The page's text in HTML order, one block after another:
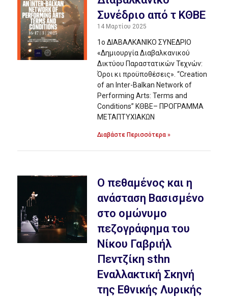
Συνέδριο από τ ΚΘΒΕ
14 Μαρτίου 2025
1o ΔΙΑΒΑΛΚΑΝΙΚΟ ΣΥΝΕΔΡΙΟ
«Δημιουργία Διαβαλκανικού
Δικτύου Παραστατικών Τεχνών:
Όροι κι προϋποθέσεις». “Creation
of an Inter-Balkan Network of
Performing Arts: Terms and
Conditions” ΚΘΒΕ– ΠΡΟΓΡΑΜΜΑ
ΜΕΤΑΠΤΥΧΙΑΚΩΝ
Διαβάστε Περισσότερα »
Ο πεθαμένος και η
ανάσταση Βασισμένο
στο ομώνυμο
πεζογράφημα του
Νίκου Γαβριήλ
Πεντζίκη sthn
Εναλλακτική Σκηνή
της Εθνικής Λυρικής